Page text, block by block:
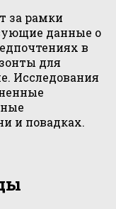
за рамки
данные о
в
для
Исследования
и повадках.